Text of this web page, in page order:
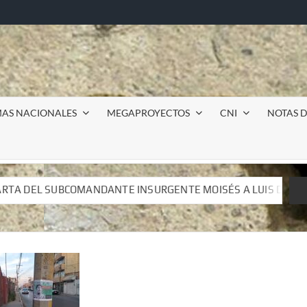
NACIONALES MEGAPROYECTOS CNI NOTAS
A LUIS DE TAVIRA Incursión militar en la
A LUIS DE TAVIRA
Incursión militar en la UAEM